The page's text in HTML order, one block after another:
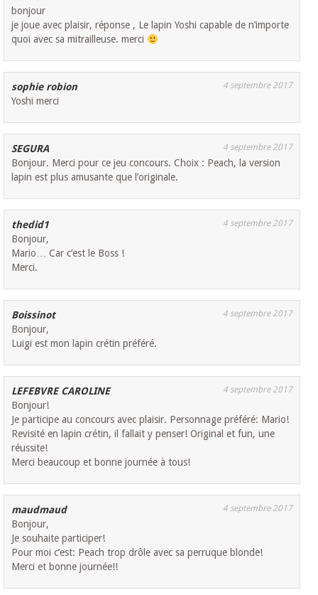
bonjour
je joue avec plaisir, réponse , Le lapin Yoshi capable de n’importe
quoi avec sa mitrailleuse. merci
sophie robion 4 septembre 2017
Yoshi merci
SEGURA 4 septembre 2017
Bonjour. Merci pour ce jeu concours. Choix : Peach, la version
lapin est plus amusante que l’originale.
thedid1 4 septembre 2017
Bonjour,
Mario… Car c’est le Boss !
Merci.
Boissinot 4 septembre 2017
Bonjour,
Luigi est mon lapin crétin préféré.
LEFEBVRE CAROLINE 4 septembre 2017
Bonjour!
Je participe au concours avec plaisir. Personnage préféré: Mario!
Revisité en lapin crétin, il fallait y penser! Original et fun, une
réussite!
Merci beaucoup et bonne journée à tous!
maudmaud 4 septembre 2017
Bonjour,
Je souhaite participer!
Pour moi c’est: Peach trop drôle avec sa perruque blonde!
Merci et bonne journée!!